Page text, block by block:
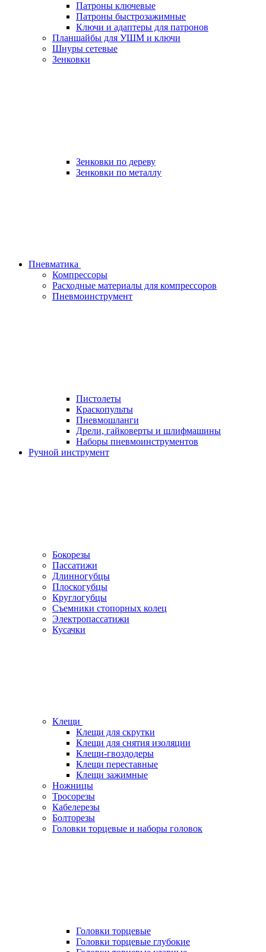
Патроны ключевые
Патроны быстрозажимные
Ключи и адаптеры для патронов
Планшайбы для УШМ и ключи
Шнуры сетевые
Зенковки
Зенковки по дереву
Зенковки по металлу
Пневматика
Компрессоры
Расходные материалы для компрессоров
Пневмоинструмент
Пистолеты
Краскопульты
Пневмошланги
Дрели, гайковерты и шлифмашины
Наборы пневмоинструментов
Ручной инструмент
Бокорезы
Пассатижи
Длинногубцы
Плоскогубцы
Круглогубцы
Съемники стопорных колец
Электропассатижи
Кусачки
Клещи
Клещи для скрутки
Клещи для снятия изоляции
Клещи-гвоздодеры
Клещи переставные
Клещи зажимные
Ножницы
Тросорезы
Кабелерезы
Болторезы
Головки торцевые и наборы головок
Головки торцевые
Головки торцевые глубокие